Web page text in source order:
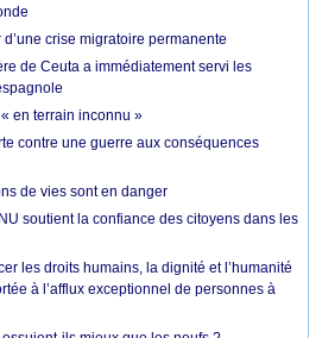
crise migratoire permanente
de Ceuta a immédiatement servi les
en terrain inconnu »
contre une guerre aux conséquences
de vies sont en danger
soutient la confiance des citoyens dans les
les droits humains, la dignité et l’humanité
à l’afflux exceptionnel de personnes à